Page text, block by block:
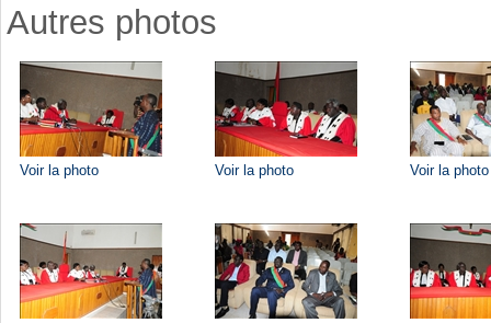
Autres photos
Voir la photo Voir la photo Voir la photo